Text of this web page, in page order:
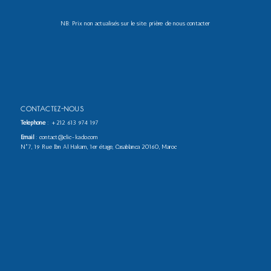
NB: Prix non actualisés sur le site. prière de nous contacter
CONTACTEZ-NOUS
Téléphone: +212 613 974 197
Email : contact@clic-kado.com
N°7, 19 Rue Ibn Al Hakam, 1er étage, Casablanca 20160, Maroc